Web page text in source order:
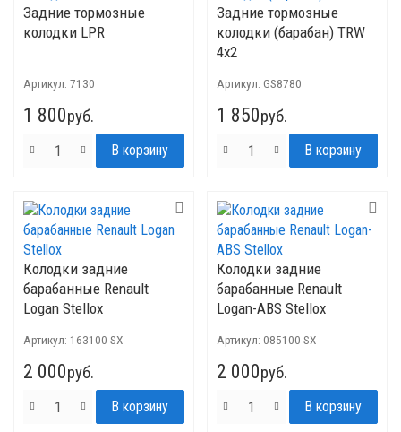
Задние тормозные
колодки LPR
Артикул: 7130
1 800руб.
Задние тормозные
колодки (барабан) TRW
4x2
Артикул: GS8780
1 850руб.
Колодки задние
барабанные Renault
Logan Stellox
Артикул: 163100-SX
2 000руб.
Колодки задние
барабанные Renault
Logan-ABS Stellox
Артикул: 085100-SX
2 000руб.